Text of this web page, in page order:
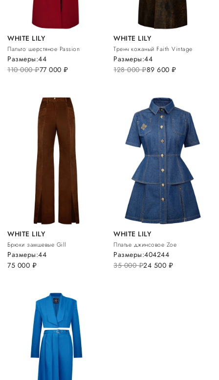
WHITE LILY
Пальто шерстяное Passion
110 000руб.77 000 руб.
Размеры:44
WHITE LILY
Тренч кожаный Faith Vintage
128 000руб.89 600руб.
Размеры:44
WHITE LILY
Брюки замшевые Gill
75 000 руб.
Размеры:44
WHITE LILY
Платье джинсовое Zoe
35 000руб.24 500 руб.
Размеры:404244